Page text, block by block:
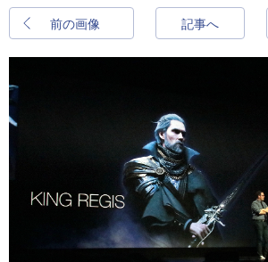
前の画像 記事へ